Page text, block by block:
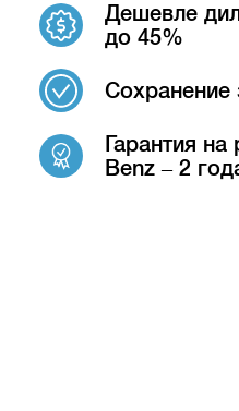
Дешевле
до 45%
Сохранение
Гарантия
Benz – 2